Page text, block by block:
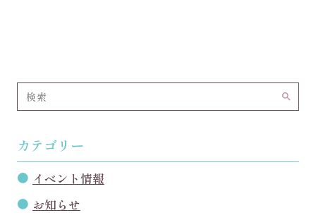
search
カテゴリー
イベント情報
お知らせ